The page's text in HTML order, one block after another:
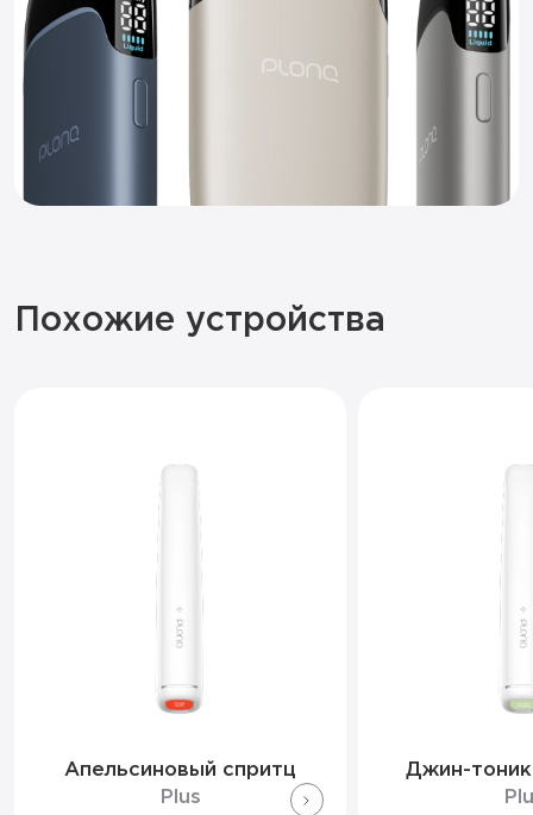
Похожие устройства
Апельсиновый спритц
Plus
Джин-